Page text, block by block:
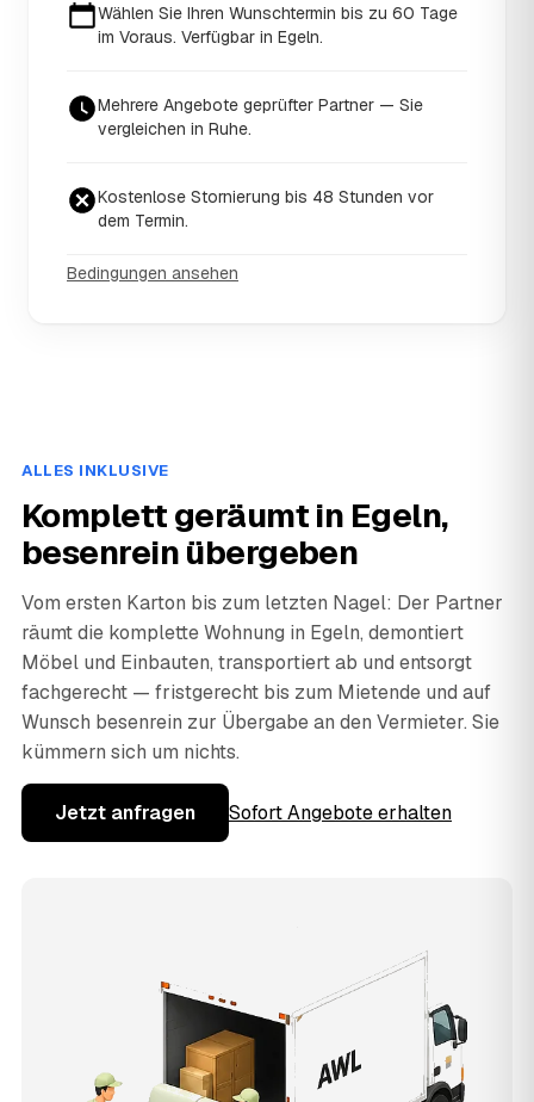
Wählen Sie Ihren Wunschtermin bis zu 60 Tage
im Voraus. Verfügbar in Egeln.
Mehrere Angebote geprüfter Partner — Sie
vergleichen in Ruhe.
Kostenlose Stornierung bis 48 Stunden vor
dem Termin.
Bedingungen ansehen
ALLES INKLUSIVE
Komplett geräumt in Egeln,
besenrein übergeben
Vom ersten Karton bis zum letzten Nagel: Der Partner
räumt die komplette Wohnung in Egeln, demontiert
Möbel und Einbauten, transportiert ab und entsorgt
fachgerecht — fristgerecht bis zum Mietende und auf
Wunsch besenrein zur Übergabe an den Vermieter. Sie
kümmern sich um nichts.
Jetzt anfragen Sofort Angebote erhalten